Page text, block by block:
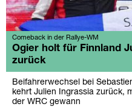
Comeback in der Rallye-WM
Ogier holt für Finnland
zurück
Beifahrerwechsel bei
kehrt Julien Ingrassia zurück,
der WRC gewann